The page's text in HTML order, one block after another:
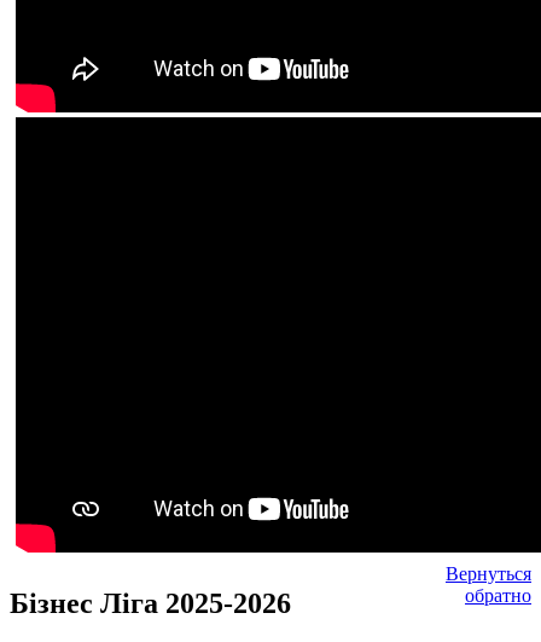
Вернуться
обратно
Бізнес Ліга 2025-2026